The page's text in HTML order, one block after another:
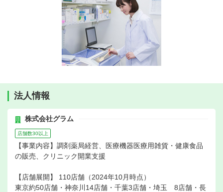
法人情報
株式会社グラム
店舗数30以上
【事業内容】調剤薬局経営、医療機器医療用雑貨・健康食品
の販売、クリニック開業支援
【店舗展開】 110店舗（2024年10月時点）
東京約50店舗・神奈川14店舗・千葉3店舗・埼玉 8店舗・長